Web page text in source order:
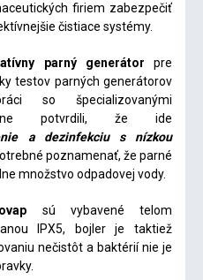
firiem zabezpečiť
čistiace systémy.
parný generátor pre
testov parných generátorov
so špecializovanými
potvrdili, že ide
a dezinfekciu s nízkou
poznamenať, že parné
množstvo odpadovej vody.
sú vybavené telom
IPX5, bojler je taktiež
nečistôt a baktérií nie je